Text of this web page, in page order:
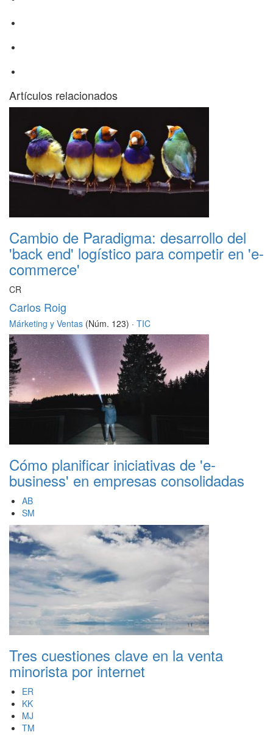
Artículos relacionados
Cambio de Paradigma: desarrollo del
'back end' logístico para competir en 'e-
commerce'
CR
Carlos Roig
Márketing y Ventas (Núm. 123) · TIC
Cómo planificar iniciativas de 'e-
business' en empresas consolidadas
AB
SM
Tres cuestiones clave en la venta
minorista por internet
ER
KK
MJ
TM